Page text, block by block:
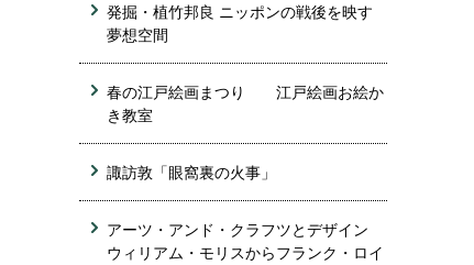
発掘・植竹邦良 ニッポンの戦後を映す
夢想空間
春の江戸絵画まつり 江戸絵画お絵か
き教室
諏訪敦「眼窩裏の火事」
アーツ・アンド・クラフツとデザイン
ウィリアム・モリスからフランク・ロイ